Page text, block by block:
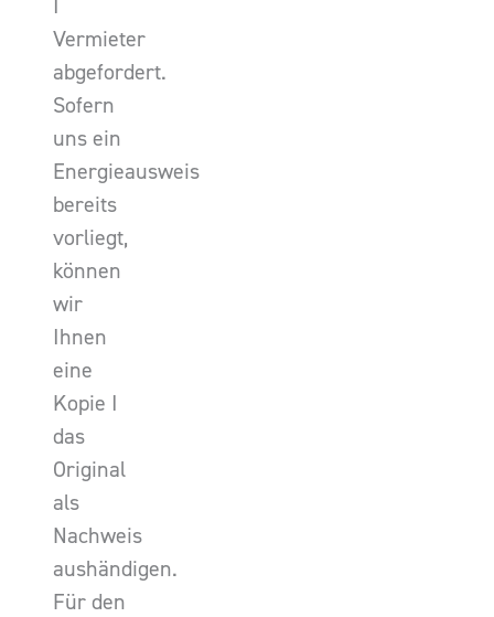
I
Vermieter
abgefordert.
Sofern
uns ein
Energieausweis
bereits
vorliegt,
können
wir
Ihnen
eine
Kopie I
das
Original
als
Nachweis
aushändigen.
Für den